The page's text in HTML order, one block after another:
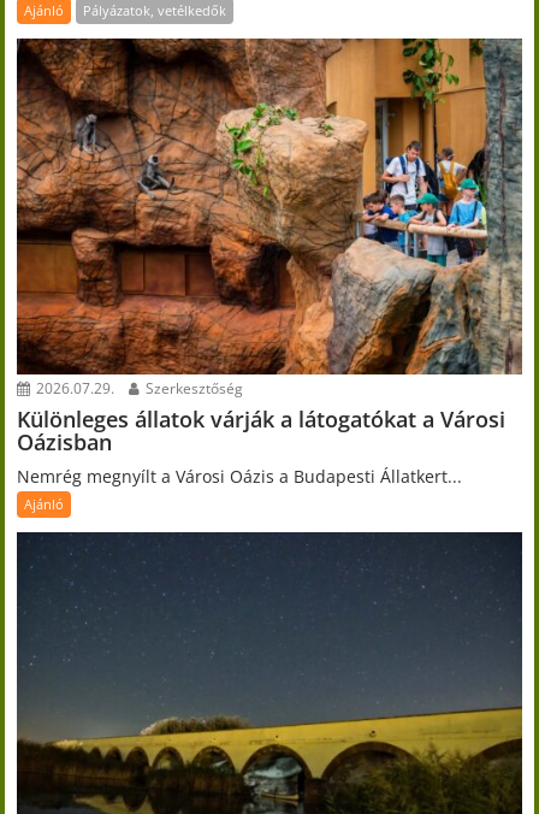
Ajánló Pályázatok, vetélkedők
2026.07.29. Szerkesztőség
Különleges állatok várják a látogatókat a Városi
Oázisban
Nemrég megnyílt a Városi Oázis a Budapesti Állatkert...
Ajánló